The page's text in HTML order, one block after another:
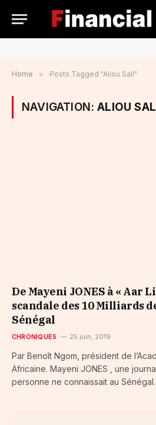
Home » Posts Tagged "Aliou Sall"
NAVIGATION:ALIOU
De Mayeni JONES à « Aar
scandale des 10 Milliards
Sénégal
CHRONIQUES 25 juin, 2019
Par Benoît Ngom, président de
Africaine. Mayeni JONES , une
personne ne connaissait au